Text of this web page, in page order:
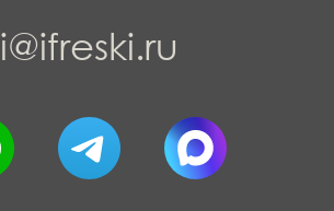
i@ifreski.ru